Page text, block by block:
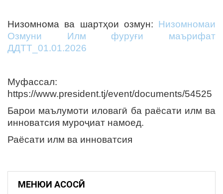
Низомнома ва шартҳои озмун: Низомномаи
Озмуни Илм фуруғи маърифат
ДДТТ_01.01.2026
Муфассал:
https://www.president.tj/event/documents/54525
Барои маълумоти иловагӣ ба раёсати илм ва
инноватсия муроҷиат намоед.
Раёсати илм ва инноватсия
МЕНЮИ АСОСӢ